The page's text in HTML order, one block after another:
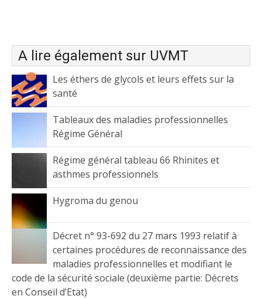
A lire également sur UVMT
Les éthers de glycols et leurs effets sur la
santé
Tableaux des maladies professionnelles
Régime Général
Régime général tableau 66 Rhinites et
asthmes professionnels
Hygroma du genou
Décret n° 93-692 du 27 mars 1993 relatif à
certaines procédures de reconnaissance des
maladies professionnelles et modifiant le
code de la sécurité sociale (deuxième partie: Décrets
en Conseil d’Etat)